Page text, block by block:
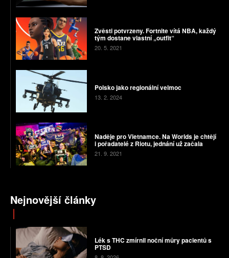
Zvěsti potvrzeny. Fortnite vítá NBA, každý
tým dostane vlastní „outfit“
20. 5. 2021
Polsko jako regionální velmoc
13. 2. 2024
Naděje pro Vietnamce. Na Worlds je chtějí
i pořadatelé z Riotu, jednání už začala
21. 9. 2021
Nejnovější články
Lék s THC zmírnil noční můry pacientů s
PTSD